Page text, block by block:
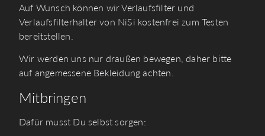
Auf Wunsch können wir Verlaufsfilter und
Verlaufsfilterhalter von NiSi kostenfrei zum Testen
bereitstellen.
Wir werden uns nur draußen bewegen, daher bitte
auf angemessene Bekleidung achten.
Mitbringen
Dafür musst Du selbst sorgen: